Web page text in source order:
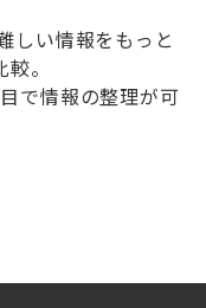
しい情報をもっと
。
で情報の整理が可